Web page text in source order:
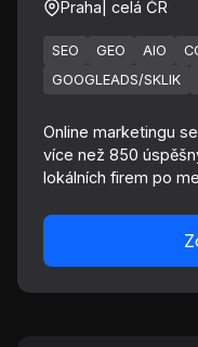
Praha | celá ČR
SEO GEO AIO
GOOGLEADS/SKLIK
Online marketingu
více než 850
lokálních firem po